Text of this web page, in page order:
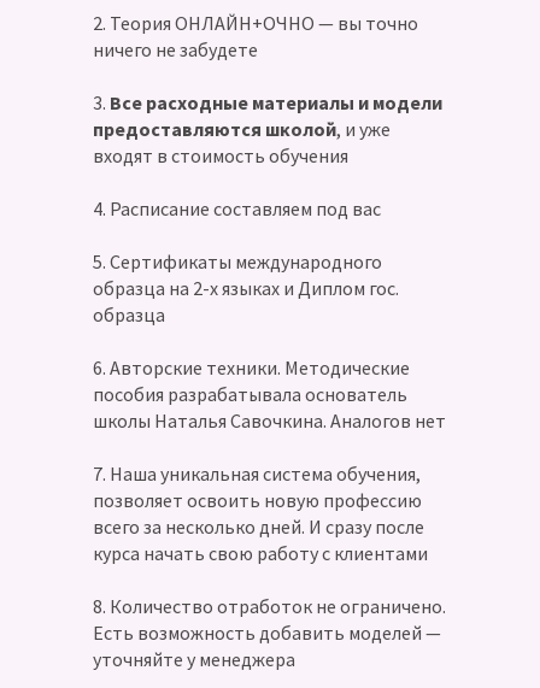
2. Теория ОНЛАЙН+ОЧНО — вы точно
ничего не забудете
3. Все расходные материалы и модели
предоставляются школой, и уже
входят в стоимость обучения
4. Расписание составляем под вас
5. Сертификаты международного
образца на 2-х языках и Диплом гос.
образца
6. Авторские техники. Методические
пособия разрабатывала основатель
школы Наталья Савочкина. Аналогов нет
7. Наша уникальная система обучения,
позволяет освоить новую профессию
всего за несколько дней. И сразу после
курса начать свою работу с клиентами
8. Количество отработок не ограничено.
Есть возможность добавить моделей —
уточняйте у менеджера